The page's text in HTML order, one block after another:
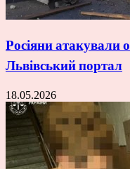
Росіяни атакували
Львівський портал
18.05.2026